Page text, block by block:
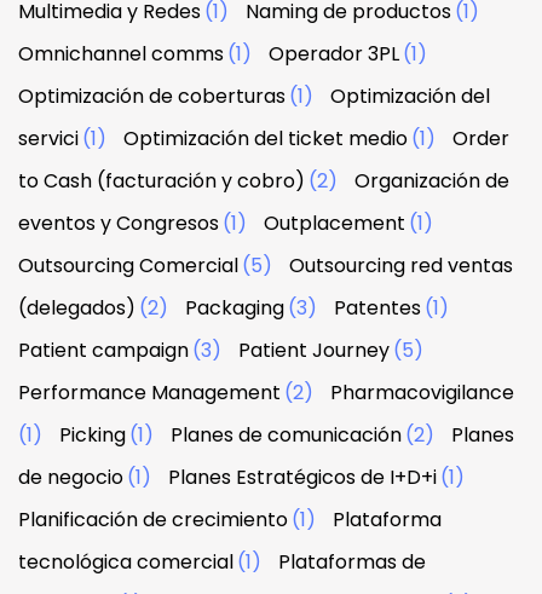
Multimedia y Redes(1) Naming de productos(1)
Omnichannel comms(1) Operador 3PL(1)
Optimización de coberturas(1)
Optimización del
servici(1) Optimización del ticket medio(1)
Order
to Cash (facturación y cobro) (2)
Organización de
eventos y Congresos(1) Outplacement (1)
Outsourcing Comercial(5)
Outsourcing red ventas
(delegados) (2) Packaging(3) Patentes(1)
Patient campaign(3) Patient Journey(5)
Performance Management (2)
Pharmacovigilance
(1)
Picking(1) Planes de comunicación(2)
Planes
de negocio(1) Planes Estratégicos de I+D+i(1)
Planificación de crecimiento(1)
Plataforma
tecnológica comercial(1)
Plataformas de